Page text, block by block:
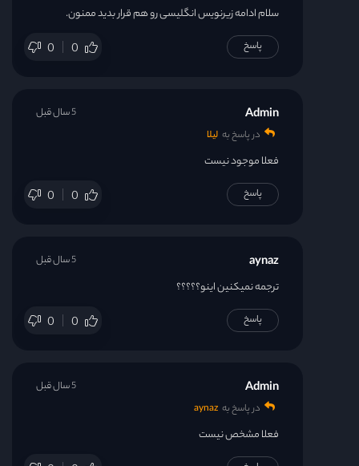
سلام ادامه زیرنویس انگلیسی رو هم قرار بدید ممنون.
0 0 پاسخ
Admin
در پاسخ به لیلا
فعلا موجود نیست
0 0
5 سال قبل
پاسخ
aynaz
ترجمه نمیکنین اینو؟؟؟؟؟
0 0
5 سال قبل
پاسخ
Admin
در پاسخ به aynaz
فعلا مشخص نیست
5 سال قبل